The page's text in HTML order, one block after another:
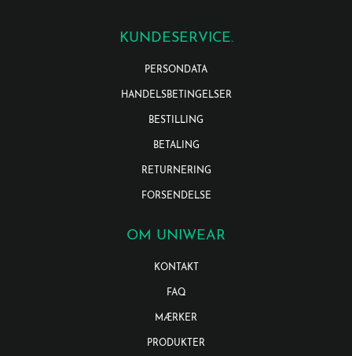
KUNDESERVICE.
PERSONDATA
HANDELSBETINGELSER
BESTILLING
BETALING
RETURNERING
FORSENDELSE
OM UNIWEAR
KONTAKT
FAQ
MÆRKER
PRODUKTER